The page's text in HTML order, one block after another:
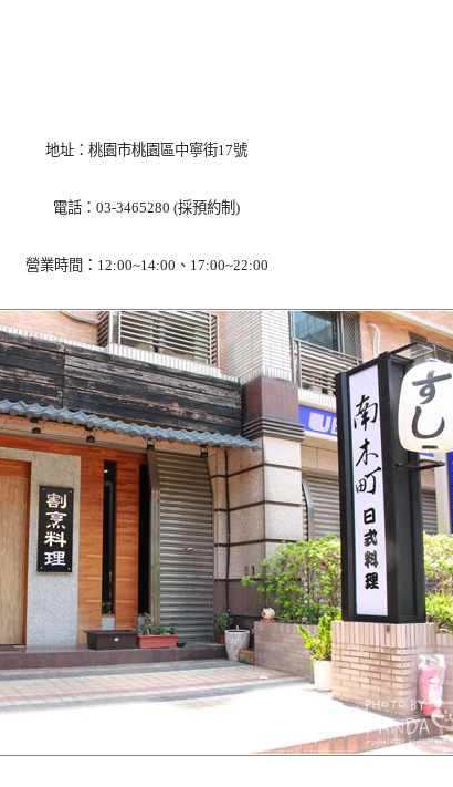
地址：桃園市桃園區中寧街17號
電話：03-3465280 (採預約制)
營業時間：12:00~14:00、17:00~22:00